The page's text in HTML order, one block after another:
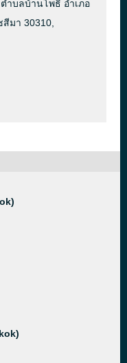
ำบลบ้านโพธิ์ อำเภอ
มา 30310,